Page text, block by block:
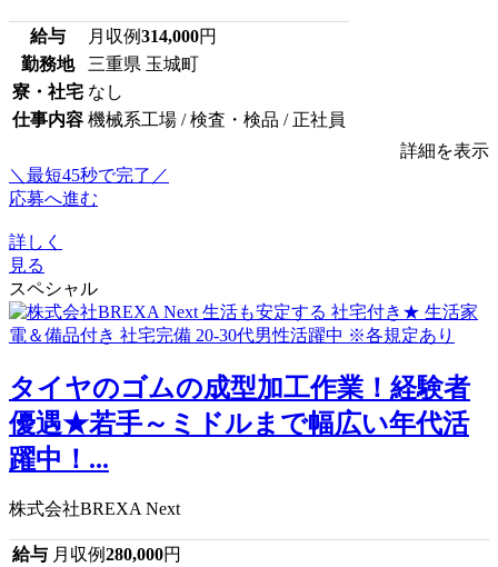
給与 月収例314,000円
勤務地
三重県 玉城町
寮・社宅 なし
仕事内容 機械系工場 / 検査・検品 / 正社員
詳細を表示
＼最短45秒で完了／
応募へ進む
詳しく
見る
スペシャル
タイヤのゴムの成型加工作業！経験者
優遇★若手～ミドルまで幅広い年代活
躍中！...
株式会社BREXA Next
給与 月収例280,000円